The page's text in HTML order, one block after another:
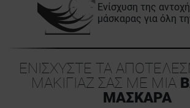
Ενίσχυση της
μάσκαρας για όλη
ΕΝΙΣΧΥΣΤΕ ΤΑ
ΜΑΚΙΓΙΑΖ ΣΑΣ ΜΕ ΜΙΑ
ΜΑΣΚΑΡΑ